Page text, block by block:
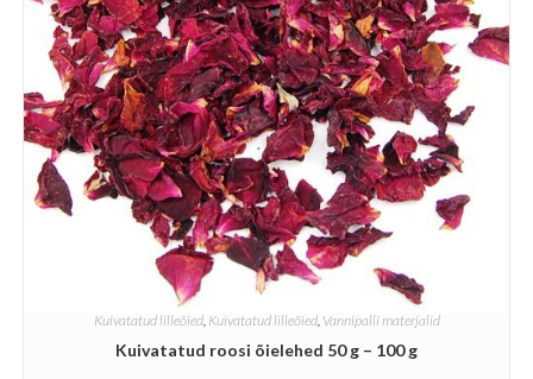
Kuivatatud lilleõied, Kuivatatud lilleõied, Vannipalli materjalid
Kuivatatud roosi õielehed 50 g – 100 g